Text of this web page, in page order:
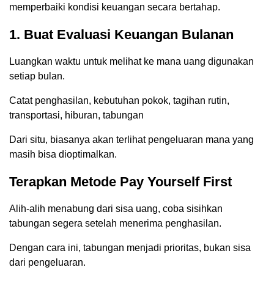
memperbaiki kondisi keuangan secara bertahap.
1. Buat Evaluasi Keuangan Bulanan
Luangkan waktu untuk melihat ke mana uang digunakan
setiap bulan.
Catat penghasilan, kebutuhan pokok, tagihan rutin,
transportasi, hiburan, tabungan
Dari situ, biasanya akan terlihat pengeluaran mana yang
masih bisa dioptimalkan.
Terapkan Metode Pay Yourself First
Alih-alih menabung dari sisa uang, coba sisihkan
tabungan segera setelah menerima penghasilan.
Dengan cara ini, tabungan menjadi prioritas, bukan sisa
dari pengeluaran.